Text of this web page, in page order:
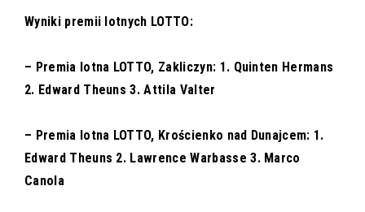
Wyniki premii lotnych LOTTO:
– Premia lotna LOTTO, Zakliczyn: 1. Quinten Hermans
2. Edward Theuns 3. Attila Valter
– Premia lotna LOTTO, Krościenko nad Dunajcem: 1.
Edward Theuns 2. Lawrence Warbasse 3. Marco
Canola